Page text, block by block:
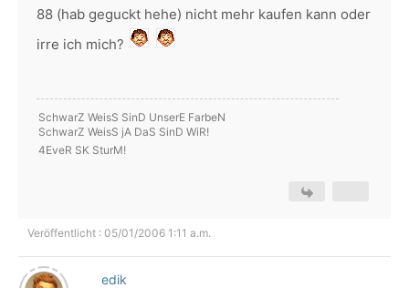
88 (hab geguckt hehe) nicht mehr kaufen kann oder
irre ich mich?
SchwarZ WeisS SinD UnserE FarbeN
SchwarZ WeisS jA DaS SinD WiR!
4EveR SK SturM!
Veröffentlicht : 05/01/2006 1:11 a.m.
edik